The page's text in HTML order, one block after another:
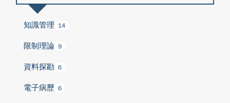
知識管理 14
限制理論 9
資料探勘 6
電子病歷 6